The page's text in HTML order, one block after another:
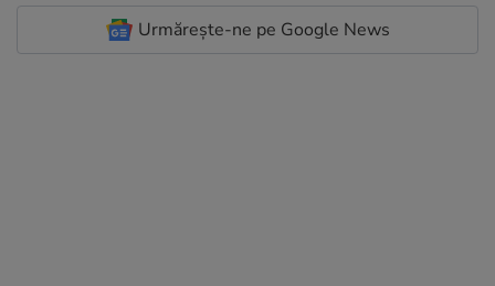
Urmărește-ne pe Google News